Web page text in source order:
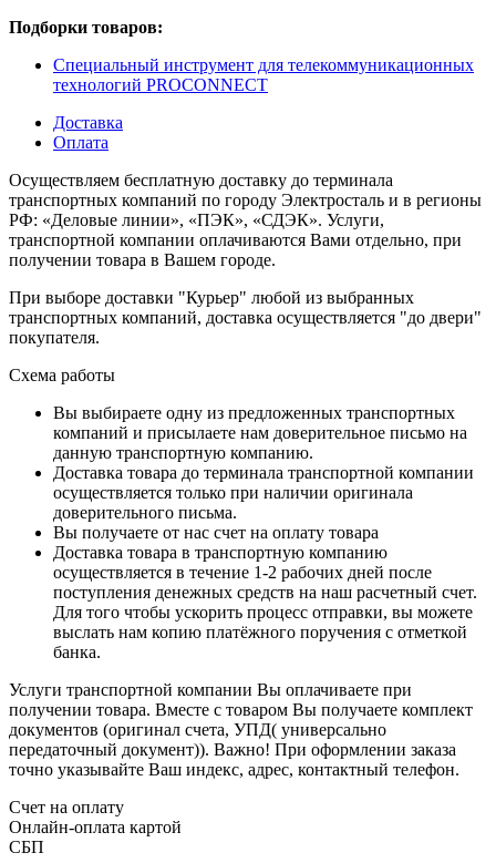
Подборки товаров:
Специальный инструмент для телекоммуникационных
технологий PROCONNECT
Доставка
Оплата
Осуществляем бесплатную доставку до терминала
транспортных компаний по городу Электросталь и в регионы
РФ: «Деловые линии», «ПЭК», «СДЭК». Услуги,
транспортной компании оплачиваются Вами отдельно, при
получении товара в Вашем городе.
При выборе доставки "Курьер" любой из выбранных
транспортных компаний, доставка осуществляется "до двери"
покупателя.
Схема работы
Вы выбираете одну из предложенных транспортных
компаний и присылаете нам доверительное письмо на
данную транспортную компанию.
Доставка товара до терминала транспортной компании
осуществляется только при наличии оригинала
доверительного письма.
Вы получаете от нас счет на оплату товара
Доставка товара в транспортную компанию
осуществляется в течение 1-2 рабочих дней после
поступления денежных средств на наш расчетный счет.
Для того чтобы ускорить процесс отправки, вы можете
выслать нам копию платёжного поручения с отметкой
банка.
Услуги транспортной компании Вы оплачиваете при
получении товара. Вместе с товаром Вы получаете комплект
документов (оригинал счета, УПД( универсально
передаточный документ)). Важно! При оформлении заказа
точно указывайте Ваш индекс, адрес, контактный телефон.
Счет на оплату
Онлайн-оплата картой
СБП